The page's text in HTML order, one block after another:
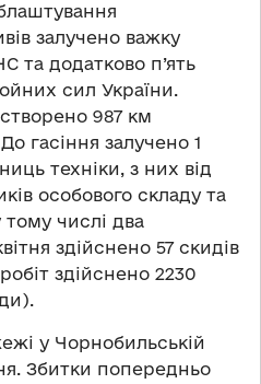
залучено важку
та додатково п’ять
сил України.
987 км
гасіння залучено 1
техніки, з них від
особового складу та
числі два
здійснено 57 скидів
здійснено 2230
у Чорнобильській
Збитки попередньо